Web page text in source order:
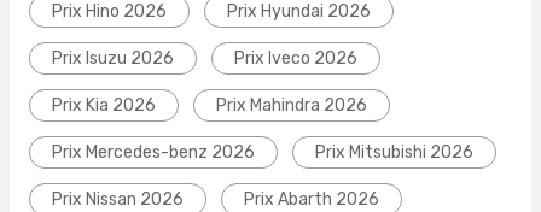
Prix Hino 2026 Prix Hyundai 2026
Prix Isuzu 2026 Prix Iveco 2026
Prix Kia 2026 Prix Mahindra 2026
Prix Mercedes-benz 2026 Prix Mitsubishi 2026
Prix Nissan 2026 Prix Abarth 2026